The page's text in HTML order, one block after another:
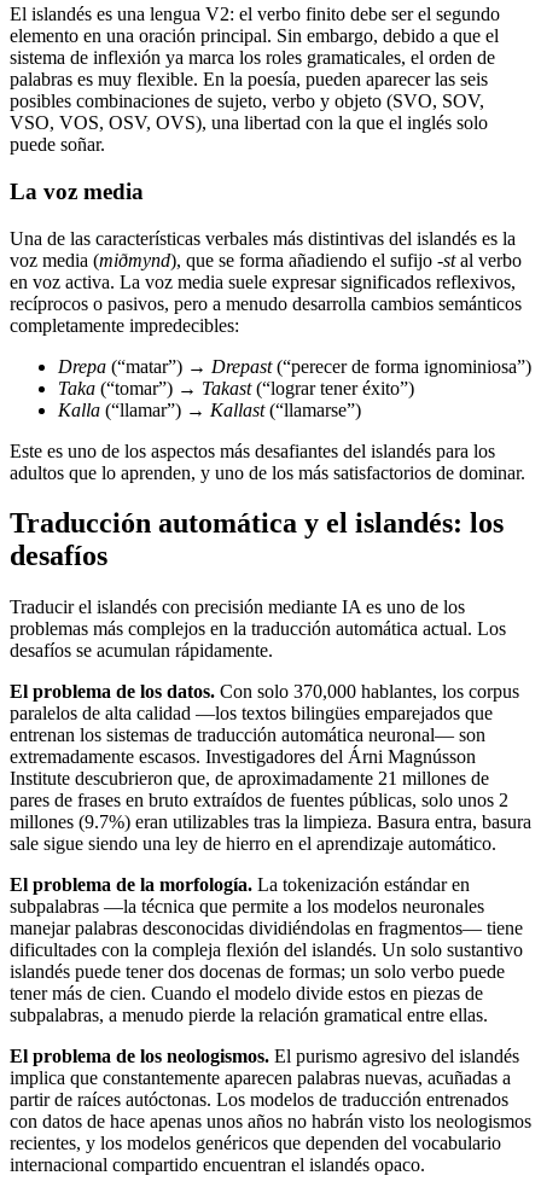
El islandés es una lengua V2: el verbo finito debe ser el segundo
elemento en una oración principal. Sin embargo, debido a que el
sistema de inflexión ya marca los roles gramaticales, el orden de
palabras es muy flexible. En la poesía, pueden aparecer las seis
posibles combinaciones de sujeto, verbo y objeto (SVO, SOV,
VSO, VOS, OSV, OVS), una libertad con la que el inglés solo
puede soñar.
La voz media
Una de las características verbales más distintivas del islandés es la
voz media (miðmynd), que se forma añadiendo el sufijo -stal verbo
en voz activa. La voz media suele expresar significados reflexivos,
recíprocos o pasivos, pero a menudo desarrolla cambios semánticos
completamente impredecibles:
Drepa (“matar”) → Drepast(“perecer de forma ignominiosa”)
Taka (“tomar”) → Takast(“lograr tener éxito”)
Kalla (“llamar”) → Kallast(“llamarse”)
Este es uno de los aspectos más desafiantes del islandés para los
adultos que lo aprenden, y uno de los más satisfactorios de dominar.
Traducción automática y el islandés: los
desafíos
Traducir el islandés con precisión mediante IA es uno de los
problemas más complejos en la traducción automática actual. Los
desafíos se acumulan rápidamente.
El problema de los datos. Con solo 370,000 hablantes, los corpus
paralelos de alta calidad —los textos bilingües emparejados que
entrenan los sistemas de traducción automática neuronal— son
extremadamente escasos. Investigadores del Árni Magnússon
Institute descubrieron que, de aproximadamente 21 millones de
pares de frases en bruto extraídos de fuentes públicas, solo unos 2
millones (9.7%) eran utilizables tras la limpieza. Basura entra, basura
sale sigue siendo una ley de hierro en el aprendizaje automático.
El problema de la morfología. La tokenización estándar en
subpalabras —la técnica que permite a los modelos neuronales
manejar palabras desconocidas dividiéndolas en fragmentos— tiene
dificultades con la compleja flexión del islandés. Un solo sustantivo
islandés puede tener dos docenas de formas; un solo verbo puede
tener más de cien. Cuando el modelo divide estos en piezas de
subpalabras, a menudo pierde la relación gramatical entre ellas.
El problema de los neologismos. El purismo agresivo del islandés
implica que constantemente aparecen palabras nuevas, acuñadas a
partir de raíces autóctonas. Los modelos de traducción entrenados
con datos de hace apenas unos años no habrán visto los neologismos
recientes, y los modelos genéricos que dependen del vocabulario
internacional compartido encuentran el islandés opaco.